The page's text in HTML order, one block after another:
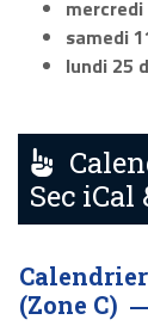
mercredi
samedi
lundi 25
Sec
(Zone C)